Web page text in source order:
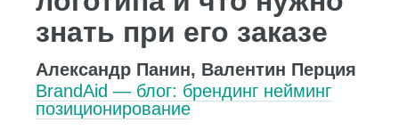
знать при его заказе
Александр Панин, Валентин Перция
BrandAid — блог: брендинг нейминг
позиционирование